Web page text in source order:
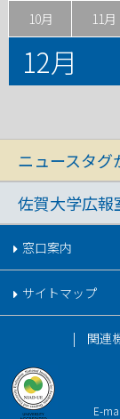
10月 11月
12月
ニュースタグ
佐賀大学広報
窓口案内
サイトマップ
E-
関連